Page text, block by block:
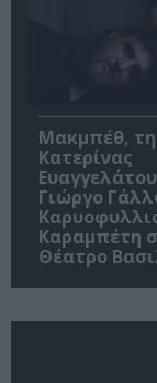
Μακμπέθ,
Κατερίνας
Γιώργο
Καραμπέτη
Θέατρο